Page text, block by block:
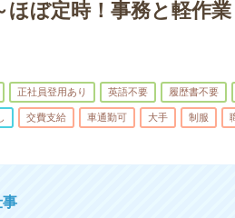
ぼ定時！事務と軽作
正社員登用あり 英語不要 履歴書不要
交費支給 車通勤可 大手 制服